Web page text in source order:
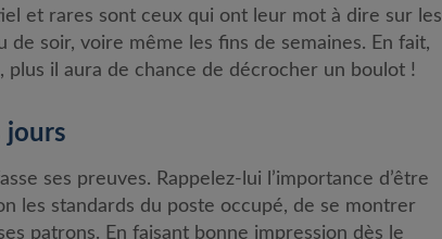
et rares sont ceux qui ont leur mot à dire sur les
soir, voire même les fins de semaines. En fait,
il aura de chance de décrocher un boulot !
jours
ses preuves. Rappelez-lui l’importance d’être
les standards du poste occupé, de se montrer
patrons. En faisant bonne impression dès le